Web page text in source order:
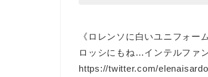
《ロレンソに白いユニフォー
ロッシにもね…インテルファ
https://twitter.com/